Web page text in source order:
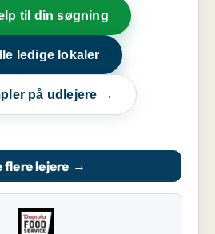
til din søgning
ledige lokaler
på udlejere →
flere lejere →